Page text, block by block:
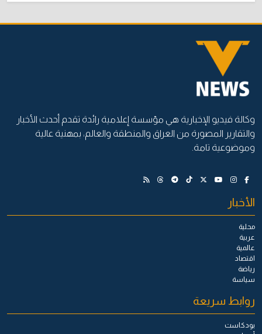
وكالة فيديو الإخبارية هي مؤسسة إعلامية رائدة تقدم أحدث الأخبار
والتقارير المصورة من العراق والمنطقة والعالم، بمهنية عالية
وموضوعية تامة.
الأخبار
محلية
عربية
عالمية
اقتصاد
رياضة
سياسة
روابط سريعة
بودكاست